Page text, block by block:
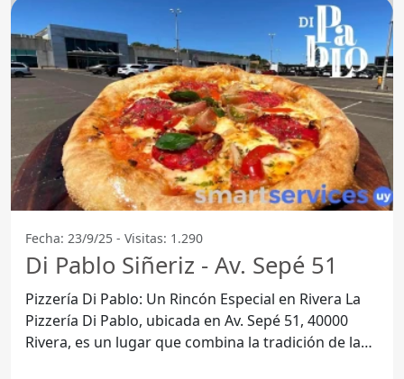
Fecha: 23/9/25 - Visitas: 1.290
Di Pablo Siñeriz - Av. Sepé 51
Pizzería Di Pablo: Un Rincón Especial en Rivera La
Pizzería Di Pablo, ubicada en Av. Sepé 51, 40000
Rivera, es un lugar que combina la tradición de la